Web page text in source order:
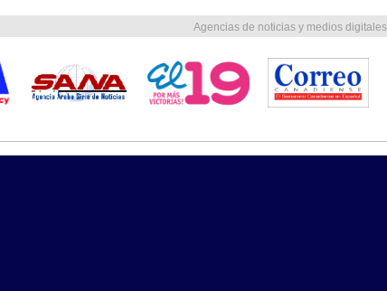
Agencias de noticias y medios digitales